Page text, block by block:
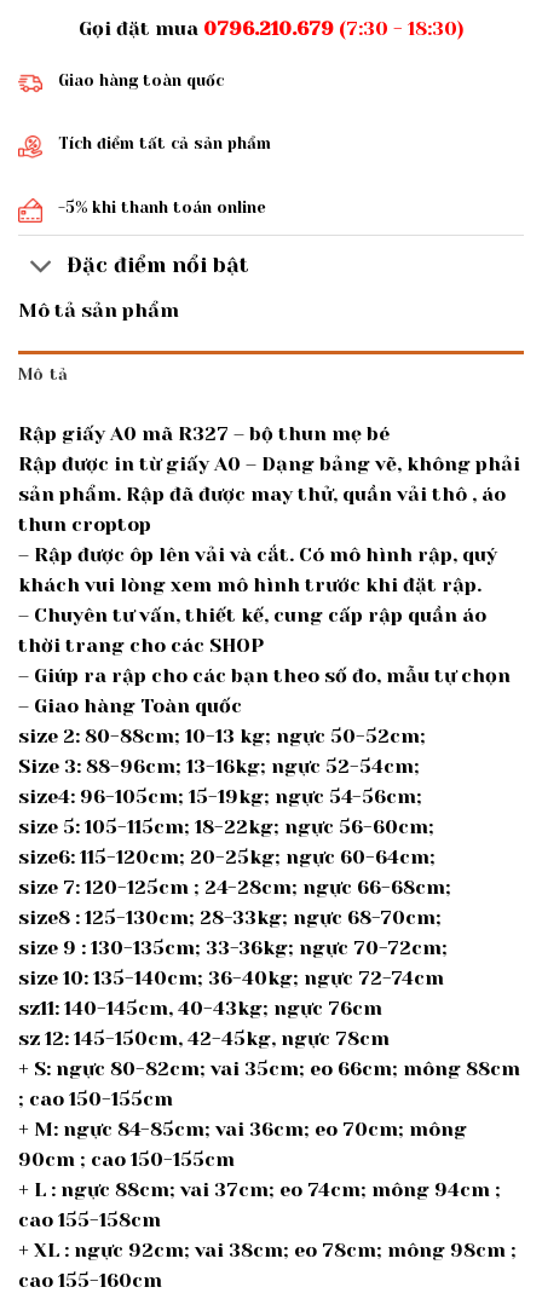
Gọi đặt mua 0796.210.679(7:30 - 18:30)
Giao hàng toàn quốc
Tích điểm tất cả sản phẩm
-5% khi thanh toán online
Đặc điểm nổi bật
Mô tả sản phẩm
Mô tả
Rập giấy A0 mã R327 – bộ thun mẹ bé
Rập được in từ giấy A0 – Dạng bảng vẽ, không phải
sản phẩm. Rập đã được may thử, quần vải thô , áo
thun croptop
– Rập được ôp lên vải và cắt. Có mô hình rập, quý
khách vui lòng xem mô hình trước khi đặt rập.
– Chuyên tư vấn, thiết kế, cung cấp rập quần áo
thời trang cho các SHOP
– Giúp ra rập cho các bạn theo số đo, mẫu tự chọn
– Giao hàng Toàn quốc
size 2: 80-88cm; 10-13 kg; ngực 50-52cm;
Size 3: 88-96cm; 13-16kg; ngực 52-54cm;
size4: 96-105cm; 15-19kg; ngực 54-56cm;
size 5: 105-115cm; 18-22kg; ngực 56-60cm;
size6: 115-120cm; 20-25kg; ngực 60-64cm;
size 7: 120-125cm ; 24-28cm; ngực 66-68cm;
size8 : 125-130cm; 28-33kg; ngực 68-70cm;
size 9 : 130-135cm; 33-36kg; ngực 70-72cm;
size 10: 135-140cm; 36-40kg; ngực 72-74cm
sz11: 140-145cm, 40-43kg; ngực 76cm
sz 12: 145-150cm, 42-45kg, ngực 78cm
+ S: ngực 80-82cm; vai 35cm; eo 66cm; mông 88cm
; cao 150-155cm
+ M: ngực 84-85cm; vai 36cm; eo 70cm; mông
90cm ; cao 150-155cm
+ L : ngực 88cm; vai 37cm; eo 74cm; mông 94cm ;
cao 155-158cm
+ XL : ngực 92cm; vai 38cm; eo 78cm; mông 98cm ;
cao 155-160cm